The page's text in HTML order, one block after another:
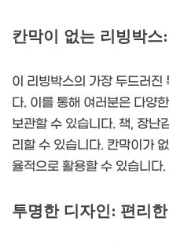
칸막이 없는 리빙박스
이 리빙박스의 가장 두드러진
다. 이를 통해 여러분은 다양
보관할 수 있습니다. 책, 장난
리할 수 있습니다. 칸막이가
율적으로 활용할 수 있습니다.
투명한 디자인: 편리